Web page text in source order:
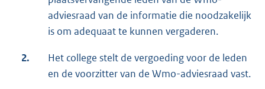
adviesraad van de informatie die noodzakelijk
is om adequaat te kunnen vergaderen.
2.
Het college stelt de vergoeding voor de leden
en de voorzitter van de Wmo-adviesraad vast.